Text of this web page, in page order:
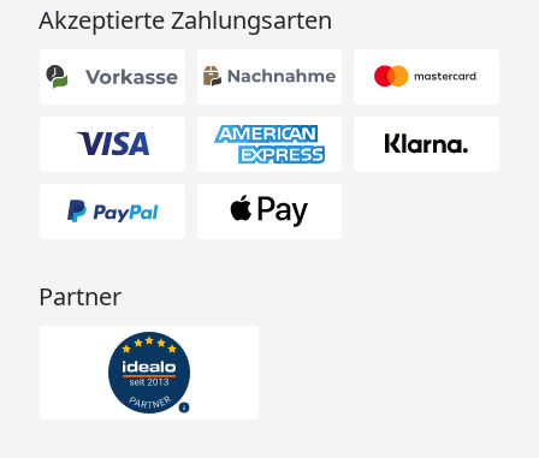
Akzeptierte Zahlungsarten
Partner